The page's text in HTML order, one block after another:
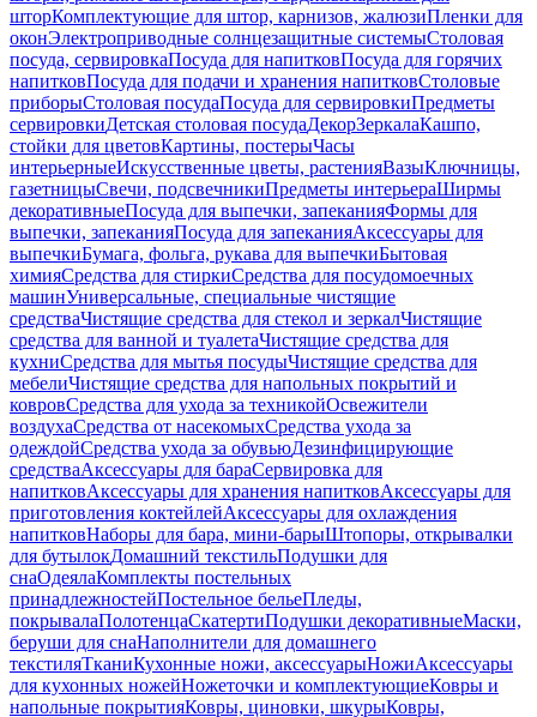
шторКомплектующие для штор, карнизов, жалюзиПленки для
оконЭлектроприводные солнцезащитные системыСтоловая
посуда, сервировкаПосуда для напитковПосуда для горячих
напитковПосуда для подачи и хранения напитковСтоловые
приборыСтоловая посудаПосуда для сервировкиПредметы
сервировкиДетская столовая посудаДекорЗеркалаКашпо,
стойки для цветовКартины, постерыЧасы
интерьерныеИскусственные цветы, растенияВазыКлючницы,
газетницыСвечи, подсвечникиПредметы интерьераШирмы
декоративныеПосуда для выпечки, запеканияФормы для
выпечки, запеканияПосуда для запеканияАксессуары для
выпечкиБумага, фольга, рукава для выпечкиБытовая
химияСредства для стиркиСредства для посудомоечных
машинУниверсальные, специальные чистящие
средстваЧистящие средства для стекол и зеркалЧистящие
средства для ванной и туалетаЧистящие средства для
кухниСредства для мытья посудыЧистящие средства для
мебелиЧистящие средства для напольных покрытий и
ковровСредства для ухода за техникойОсвежители
воздухаСредства от насекомыхСредства ухода за
одеждойСредства ухода за обувьюДезинфицирующие
средстваАксессуары для бараСервировка для
напитковАксессуары для хранения напитковАксессуары для
приготовления коктейлейАксессуары для охлаждения
напитковНаборы для бара, мини-барыШтопоры, открывалки
для бутылокДомашний текстильПодушки для
снаОдеялаКомплекты постельных
принадлежностейПостельное бельеПледы,
покрывалаПолотенцаСкатертиПодушки декоративныеМаски,
беруши для снаНаполнители для домашнего
текстиляТканиКухонные ножи, аксессуарыНожиАксессуары
для кухонных ножейНожеточки и комплектующиеКовры и
напольные покрытияКовры, циновки, шкурыКовры,